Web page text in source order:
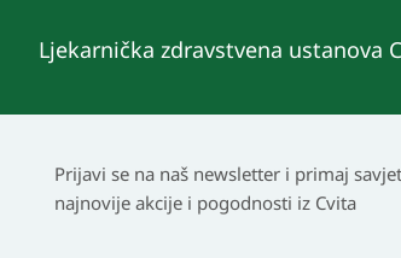
Ljekarnička zdravstvena ustanova
Prijavi se na naš newsletter i primaj
najnovije akcije i pogodnosti iz Cvita